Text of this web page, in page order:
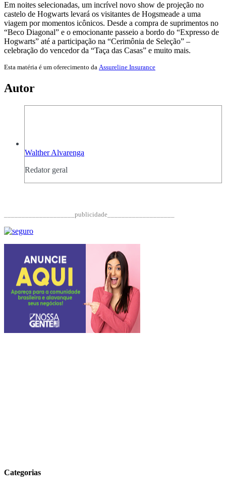
Em noites selecionadas, um incrível novo show de projeção no
castelo de Hogwarts levará os visitantes de Hogsmeade a uma
viagem por momentos icônicos. Desde a compra de suprimentos no
“Beco Diagonal” e o emocionante passeio a bordo do “Expresso de
Hogwarts” até a participação na “Cerimônia de Seleção” –
celebração do vencedor da “Taça das Casas” e muito mais.
Esta matéria é um oferecimento da Assureline Insurance
Autor
Walther Alvarenga
Redator geral
____________________publicidade___________________
Categorias